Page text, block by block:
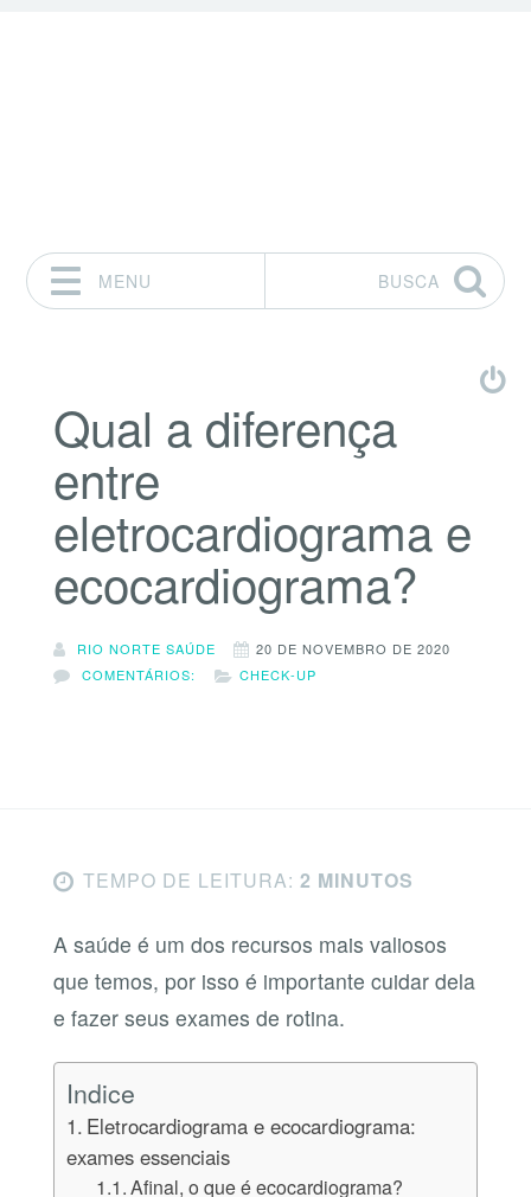
MENU
BUSCA
Qual a diferença
entre
eletrocardiograma e
ecocardiograma?
RIO NORTE SAÚDE
20 DE NOVEMBRO DE 2020
COMENTÁRIOS:
CHECK-UP
TEMPO DE LEITURA: 2 MINUTOS
A saúde é um dos recursos mais valiosos
que temos, por isso é importante cuidar dela
e fazer seus exames de rotina.
Indice
Eletrocardiograma e ecocardiograma:
exames essenciais
Afinal, o que é ecocardiograma?